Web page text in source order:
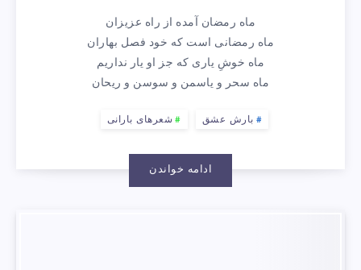
ماه رمضان آمده از راه عزیزان
ماه رمضانی است که خود فصل بهاران
ماه خوشِ یاری که جز او یار نداریم
ماه سحر و یاسمن و سوسن و ریحان
بارش عشق شعرهای بارانی
ادامه خواندن